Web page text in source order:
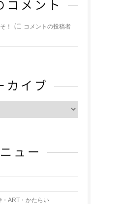
コメント
！ に コメントの投稿者
カイブ
ュー
ART・かたらい